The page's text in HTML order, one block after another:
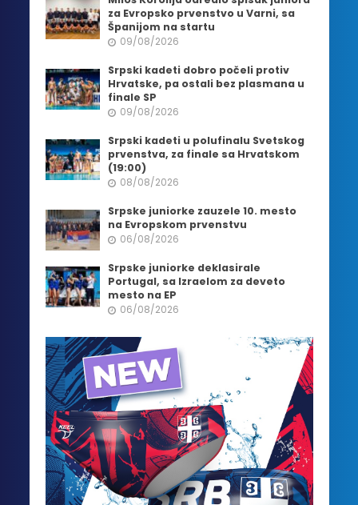
za Evropsko prvenstvo u Varni, sa
Španijom na startu
09/08/2026
Srpski kadeti dobro počeli protiv
Hrvatske, pa ostali bez plasmana u
finale SP
09/08/2026
Srpski kadeti u polufinalu Svetskog
prvenstva, za finale sa Hrvatskom
(19:00)
08/08/2026
Srpske juniorke zauzele 10. mesto
na Evropskom prvenstvu
06/08/2026
Srpske juniorke deklasirale
Portugal, sa Izraelom za deveto
mesto na EP
06/08/2026